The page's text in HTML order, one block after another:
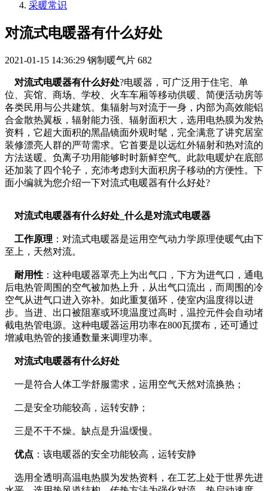
采暖常识
对流式电暖器有什么好处
2021-01-15 14:36:29 钢制暖气片 682
对流式电暖器有什么好处?电暖器，可广泛用于住宅、单
位、宾馆、商场、学校、火车车厢等移动供暖、简便活动房等
各类民用与公共建筑。集辐射与对流于一身，内部为高效能铝
合金散热翼板，辐射能力强、辐射面积大，选用电热膜为发热
资料，它超大面积的黑晶镜面外观时髦，完全满意了讲究居室
装修漂亮人群的严苛需求。它首要是以远红外辐射和热对流的
方法送暖。负离子功用能够时时新鲜空气。此款电暖炉在底部
还加装了四个轮子，充沛考虑到大面积房子移动的方便性。下
面小编就为您介绍一下对流式电暖器有什么好处?
对流式电暖器有什么好处_什么是对流式电暖器
工作原理 ：对流式电暖器是运用空气动力学原理使暖气由下
至上，天然对流。
耐用性 ：这种电暖器罩壳上为出气口，下方为进气口，通电
后电热管周围的空气被加热上升，从出气口流出，而周围的冷
空气从进气口进入弥补。如此重复循环，使室内温度得以进
步。当进、出口被阻塞或环境温度过高时，温控元件会自动堵
截电热管电源。这种电暖器运用功率在800瓦摆布，还可通过
增减电热管的接通数量来调理功率。
对流式电暖器有什么好处
一是符合人体工学舒服需求，运用空气天然对流换热；
二是安全功能较高，运转安静；
三是不干不燥。缺点是升温缓慢。
优点 ：该电暖器的安全功能较高，运转安静
选用全透明高温电热膜为发热资料，在工艺上处于世界先进